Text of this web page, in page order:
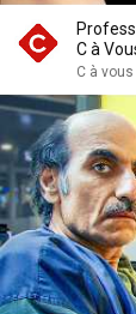
C à
C à